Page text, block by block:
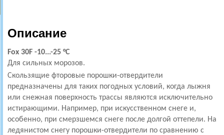
Описание
Fox 30F -10...-25 °C
Для сильных морозов.
Скользящие фторовые порошки-отвердители
предназначены для таких погодных условий, когда лыжня
или снежная поверхность трассы являются исключительно
истирающими. Например, при искусственном снеге и,
особенно, при смерзшемся снеге после долгой оттепели. На
ледянистом снегу порошки-отвердители по сравнению с